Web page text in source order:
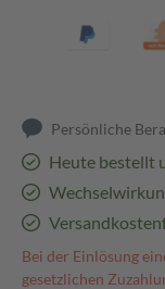
Persönliche
Heute bestellt
Bei der Einlösung
gesetzlichen